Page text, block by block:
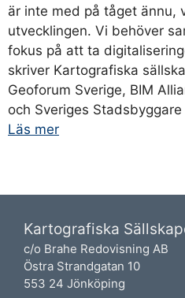
är inte med på tåget ännu,
utvecklingen. Vi behöver
fokus på att ta
skriver Kartografiska
Geoforum Sverige, BIM
och Sveriges
Läs mer
Kartografiska
c/o Brahe Redovisning AB
Östra Strandgatan 10
553 24 Jönköping